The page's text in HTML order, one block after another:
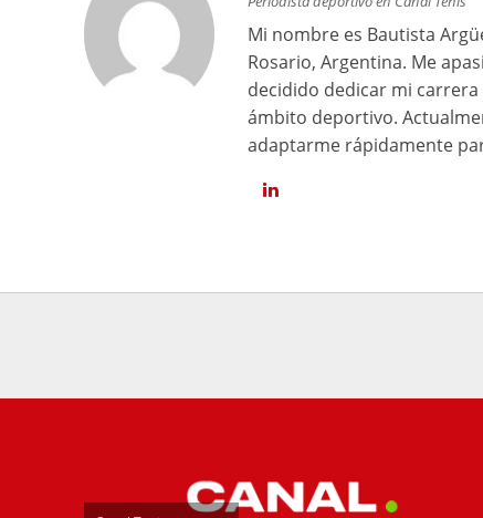
Mi nombre es Bautista
Rosario, Argentina. Me
decidido dedicar mi
ámbito deportivo.
adaptarme rápidamente